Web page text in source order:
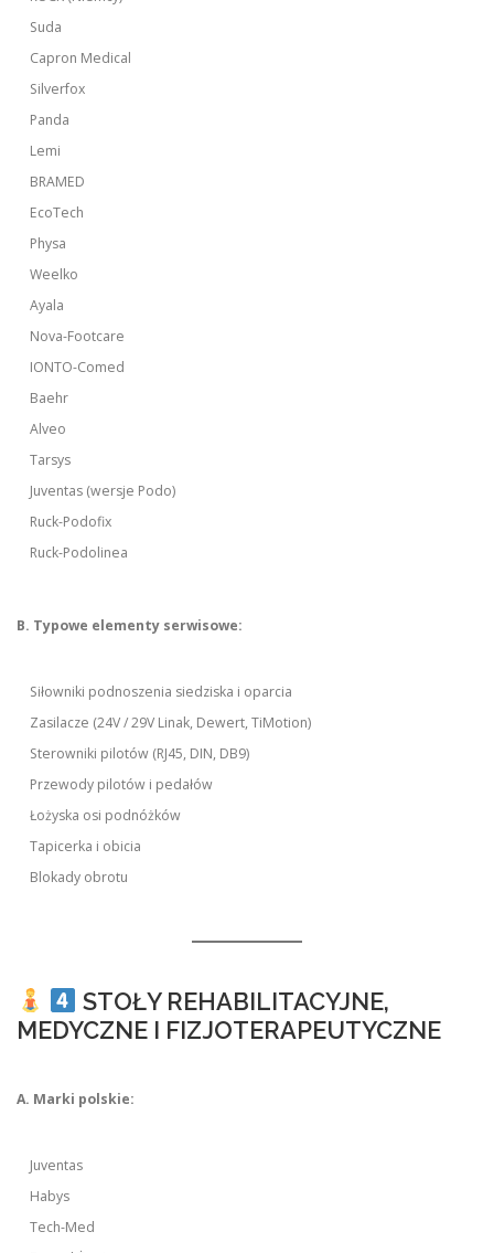
Suda
Capron Medical
Silverfox
Panda
Lemi
BRAMED
EcoTech
Physa
Weelko
Ayala
Nova-Footcare
IONTO-Comed
Baehr
Alveo
Tarsys
Juventas (wersje Podo)
Ruck-Podofix
Ruck-Podolinea
B. Typowe elementy serwisowe:
Siłowniki podnoszenia siedziska i oparcia
Zasilacze (24V / 29V Linak, Dewert, TiMotion)
Sterowniki pilotów (RJ45, DIN, DB9)
Przewody pilotów i pedałów
Łożyska osi podnóżków
Tapicerka i obicia
Blokady obrotu
STOŁY REHABILITACYJNE,
MEDYCZNE I FIZJOTERAPEUTYCZNE
A. Marki polskie:
Juventas
Habys
Tech-Med